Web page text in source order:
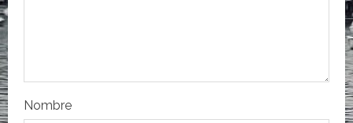
t
r
Nombre